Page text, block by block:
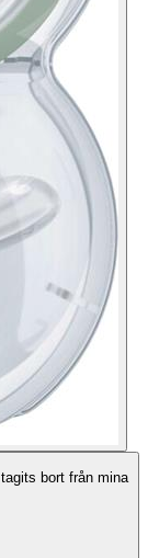
bort från mina